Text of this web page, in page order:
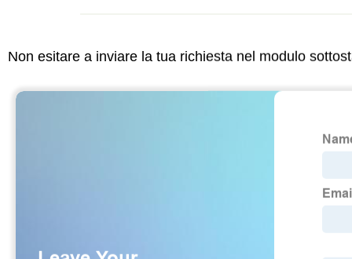
Non esitare a inviare la tua richiesta nel modulo